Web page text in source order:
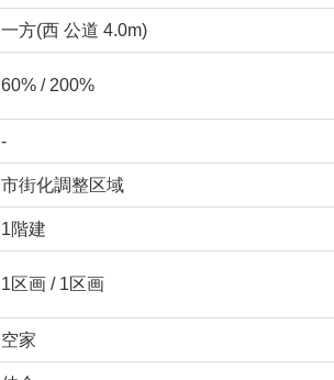
一方(西 公道 4.0m)
60% / 200%
-
市街化調整区域
1階建
1区画 / 1区画
空家